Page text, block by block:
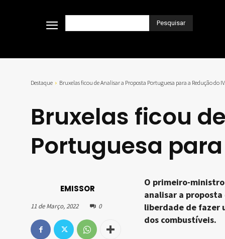
Pesquisar
Destaque Bruxelas ficou de Analisar a Proposta Portuguesa para a Redução do
Bruxelas ficou
Portuguesa
EMISSOR
11 de Março, 2022 0
O primeiro-
analisar a
liberdade de fazer
dos combustíveis.